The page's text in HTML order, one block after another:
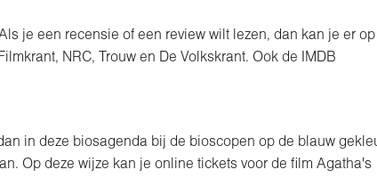
je een recensie of een review wilt lezen, dan kan je er op
NRC, Trouw en De Volkskrant. Ook de IMDB
in deze biosagenda bij de bioscopen op de blauw
Op deze wijze kan je online tickets voor de film Agatha's